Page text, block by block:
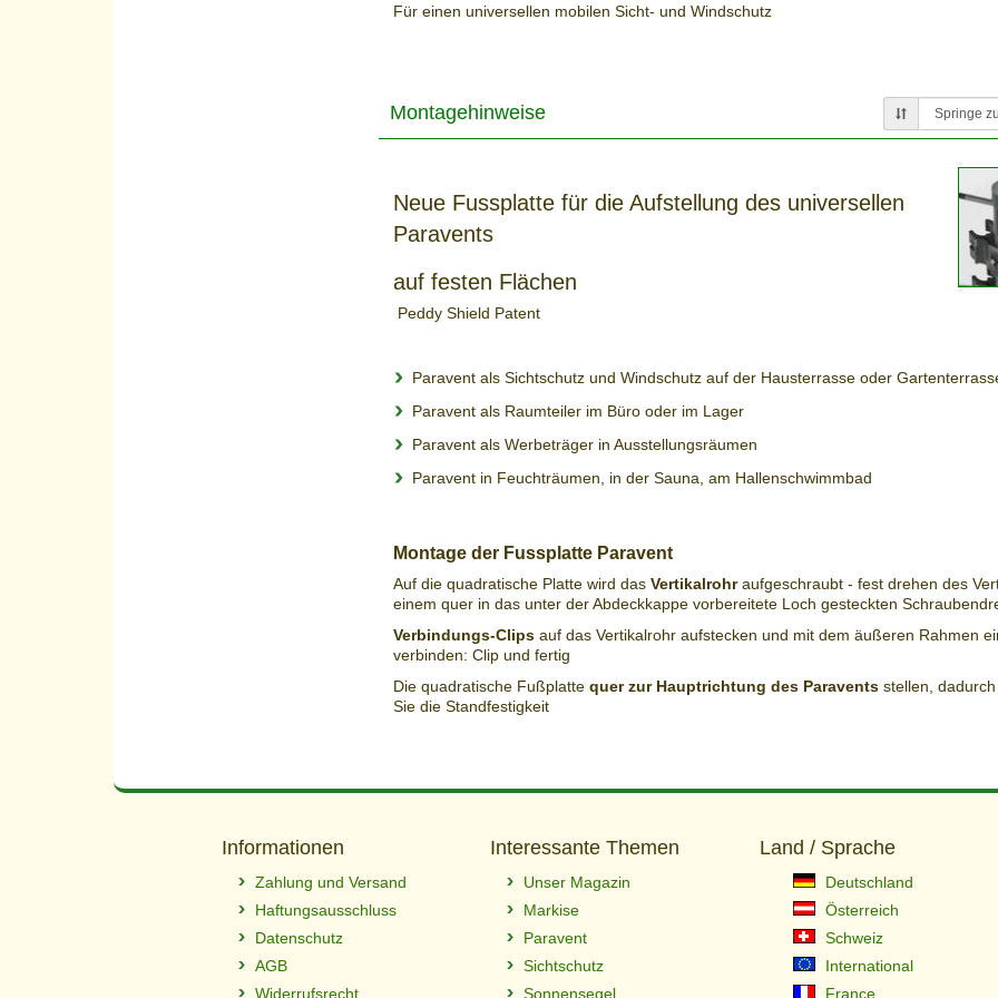
Für einen universellen mobilen Sicht- und Windschutz
Montagehinweise
Neue Fussplatte für die Aufstellung des universellen
Paravents
auf festen Flächen
Peddy Shield Patent
Paravent als Sichtschutz und Windschutz auf der Hausterrasse oder
Paravent als Raumteiler im Büro oder im Lager
Paravent als Werbeträger in Ausstellungsräumen
Paravent in Feuchträumen, in der Sauna, am Hallenschwimmbad
Montage der Fussplatte Paravent
Auf die quadratische Platte wird das Vertikalrohraufgeschraubt - fest drehen des
einem quer in das unter der Abdeckkappe vorbereitete Loch gesteckten
Verbindungs-Clips auf das Vertikalrohr aufstecken und mit dem äußeren Rahmen
verbinden: Clip und fertig
Die quadratische Fußplatte quer zur Hauptrichtung des Paravents stellen,
Sie die Standfestigkeit
Informationen
Zahlung und Versand
Haftungsausschluss
Datenschutz
AGB
Widerrufsrecht
Interessante Themen
Unser Magazin
Markise
Paravent
Sichtschutz
Sonnensegel
Land / Sprache
Deutschland
Österreich
Schweiz
International
France